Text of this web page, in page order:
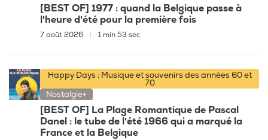
[BEST OF] 1977 : quand la Belgique passe à
l'heure d'été pour la première fois
7 août 2026 1 min 53 sec
Happy Days : Musique et souvenirs des années 60 et
70
Nostalgie+
[BEST OF] La Plage Romantique de Pascal
Danel : le tube de l'été 1966 qui a marqué la
France et la Belgique